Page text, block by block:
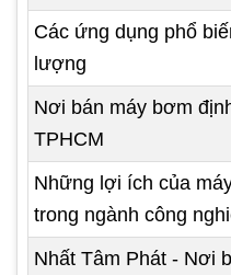
Các ứng dụng phổ
lượng
Nơi bán máy bơm
TPHCM
Những lợi ích của
trong ngành công
Nhất Tâm Phát - Nơi